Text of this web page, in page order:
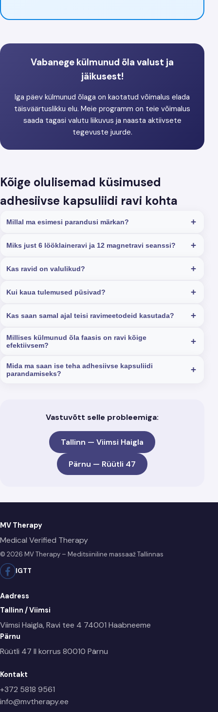
Vabanege külmunud õla valust ja
jäikusest!
Iga päev külmunud õlaga on kaotatud võimalus elada
täisväärtuslikku elu. Meie programm on teie võimalus
saada tagasi valutu liikuvus ja naasta aktiivsete
tegevuste juurde.
Kõige olulisemad küsimused
adhesiivse kapsuliidi ravi kohta
Millal ma esimesi parandusi märkan?
Miks just 6 lööklaineravi ja 12 magnetravi seanssi?
Kas ravid on valulikud?
Kui kaua tulemused püsivad?
Kas saan samal ajal teisi ravimeetodeid kasutada?
Millises külmunud õla faasis on ravi kõige
efektiivsem?
Mida ma saan ise teha adhesiivse kapsuliidi
parandamiseks?
Vastuvõtt selle probleemiga:
Tallinn — Viimsi Haigla
Pärnu — Rüütli 47
MV Therapy
Medical Verified Therapy
© 2026 MV Therapy – Meditsiiniline massaaž Tallinnas
IGTT
Aadress
Tallinn / Viimsi
Viimsi Haigla, Ravi tee 4 74001 Haabneeme
Pärnu
Rüütli 47 II korrus 80010 Pärnu
Kontakt
+372 5818 9561
info@mvtherapy.ee